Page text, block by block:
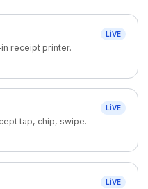
LIVE
receipt printer.
LIVE
tap, chip, swipe.
LIVE